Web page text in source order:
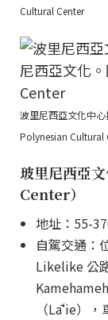
Cultural Center
波里尼西亞文化中
Polynesian Cultural
玻里尼西亞
Center）
地址：55-
自駕交通：
Likelike 公
（Lāʻie）